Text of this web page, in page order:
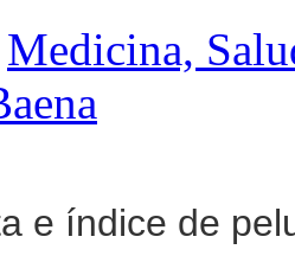
Medicina,
e índice de